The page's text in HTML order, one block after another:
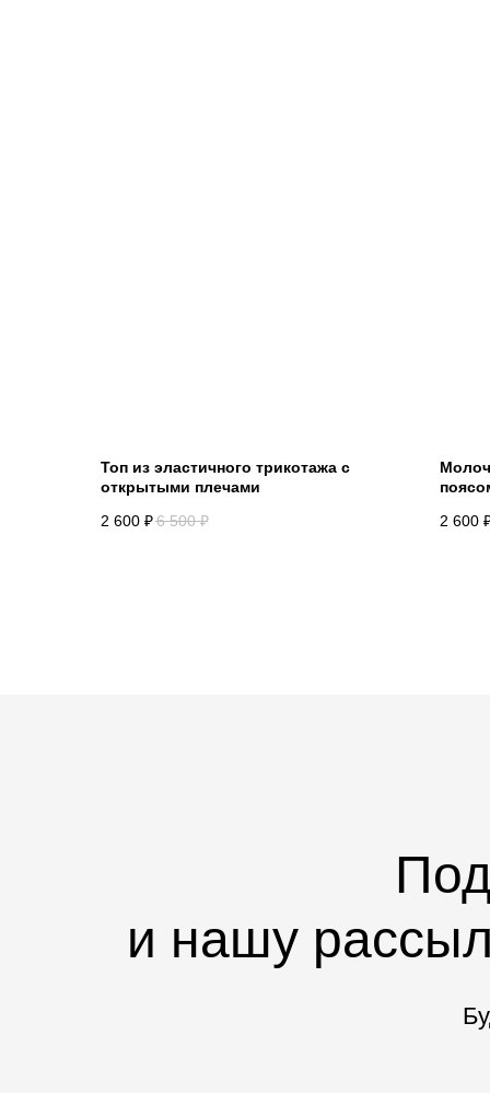
Топ из эластичного трикотажа с
открытыми плечами
2 600 ₽6 500 ₽
2 600
и нашу